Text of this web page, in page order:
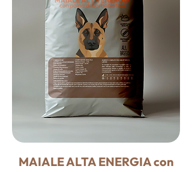
MAIALE ALTA ENERGIA con